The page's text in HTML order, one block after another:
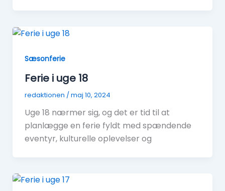
Sæsonferie
Ferie i uge 18
redaktionen /maj 10, 2024
Uge 18 nærmer sig, og det er tid til at
planlægge en ferie fyldt med spændende
eventyr, kulturelle oplevelser og